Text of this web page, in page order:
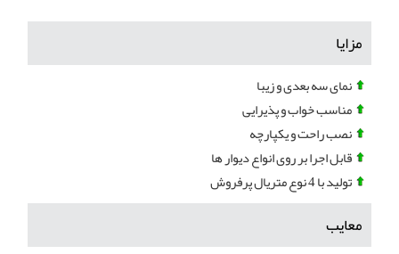
مزایا
نمای سه بعدی و زیبا
مناسب خواب و پذیرایی
نصب راحت و یکپارچه
قابل اجرا بر روی انواع دیوار ها
تولید با 4 نوع متریال پرفروش
معایب